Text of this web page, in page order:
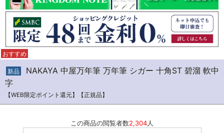
おすすめ
新品
NAKAYA 中屋万年筆 万年筆 シガー 十角ST 碧溜 軟中
字
【WEB限定ポイント還元】【正規品】
この商品の閲覧者数2,304人